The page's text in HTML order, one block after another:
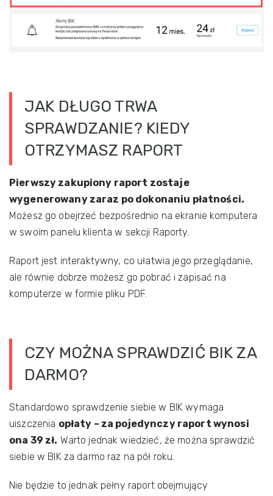
JAK DŁUGO TRWA
SPRAWDZANIE? KIEDY
OTRZYMASZ RAPORT
Pierwszy zakupiony raport zostaje
wygenerowany zaraz po dokonaniu płatności.
Możesz go obejrzeć bezpośrednio na ekranie komputera
w swoim panelu klienta w sekcji Raporty.
Raport jest interaktywny, co ułatwia jego przeglądanie,
ale równie dobrze możesz go pobrać i zapisać na
komputerze w formie pliku PDF.
CZY MOŻNA SPRAWDZIĆ BIK ZA
DARMO?
Standardowo sprawdzenie siebie w BIK wymaga
uiszczenia opłaty – za pojedynczy raport wynosi
ona 39 zł. Warto jednak wiedzieć, że można sprawdzić
siebie w BIK za darmo raz na pół roku.
Nie będzie to jednak pełny raport obejmujący